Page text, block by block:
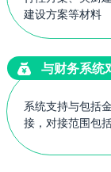
建设方案等材料
与财务系统
系统支持与包括
接，对接范围包